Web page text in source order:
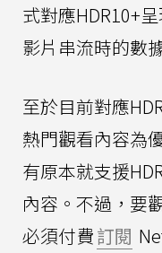
式對應HDR10+
影片串流時的數
至於目前對應
熱門觀看內容為
有原本就支援
內容。不過，要
必須付費訂閱